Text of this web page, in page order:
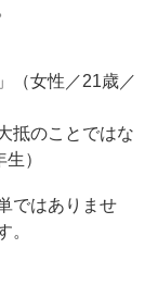
（女性／21歳／
抵のことではな
）
ではありませ
。